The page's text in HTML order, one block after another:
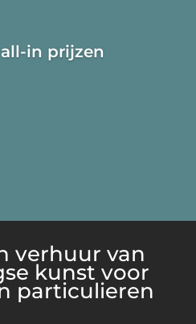
in prijzen
verhuur van
kunst voor
particulieren